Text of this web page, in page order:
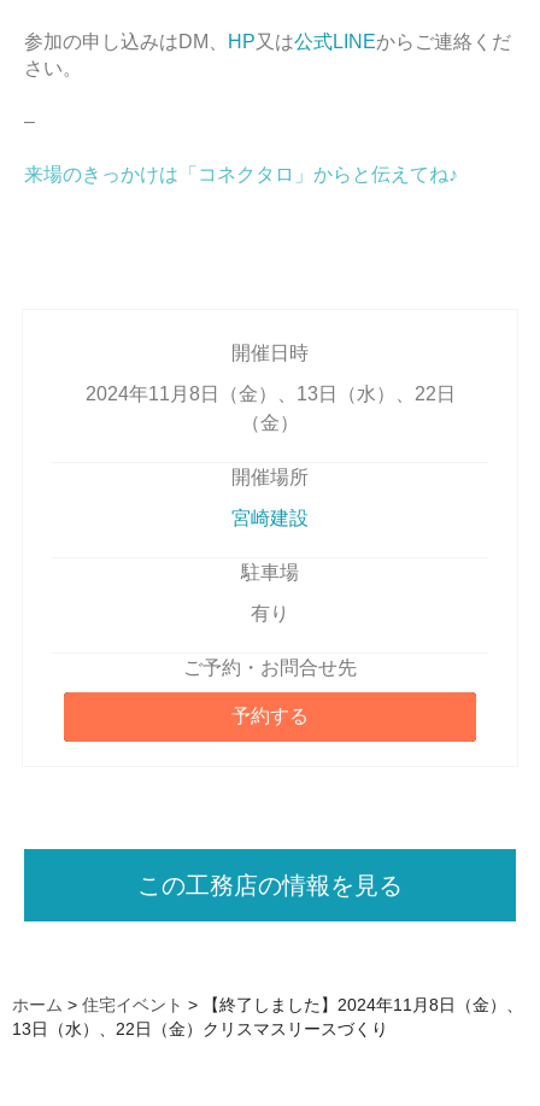
参加の申し込みはDM、 HP又は公式LINEからご連絡くだ
さい。
–
来場のきっかけは「コネクタロ」からと伝えてね♪
開催日時
2024年11月8日（金）、13日（水）、22日
（金）
開催場所
宮崎建設
駐車場
有り
ご予約・お問合せ先
予約する
この工務店の情報を見る
ホーム > 住宅イベント >
【終了しました】2024年11月8日（金）、
13日（水）、22日（金）クリスマスリースづくり